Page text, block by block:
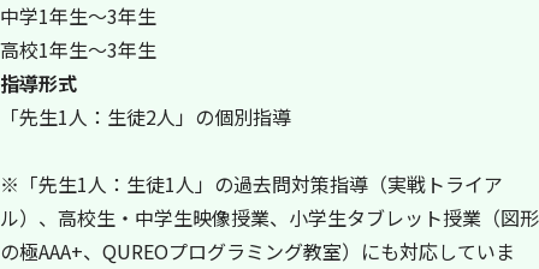
中学1年生～3年生
高校1年生～3年生
指導形式
「先生1人：生徒2人」の個別指導
※「先生1人：生徒1人」の過去問対策指導（実戦トライア
ル）、高校生・中学生映像授業、小学生タブレット授業（図形
の極AAA+、QUREOプログラミング教室）にも対応していま